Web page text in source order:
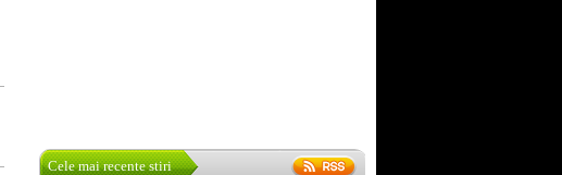
Cele mai recente stiri